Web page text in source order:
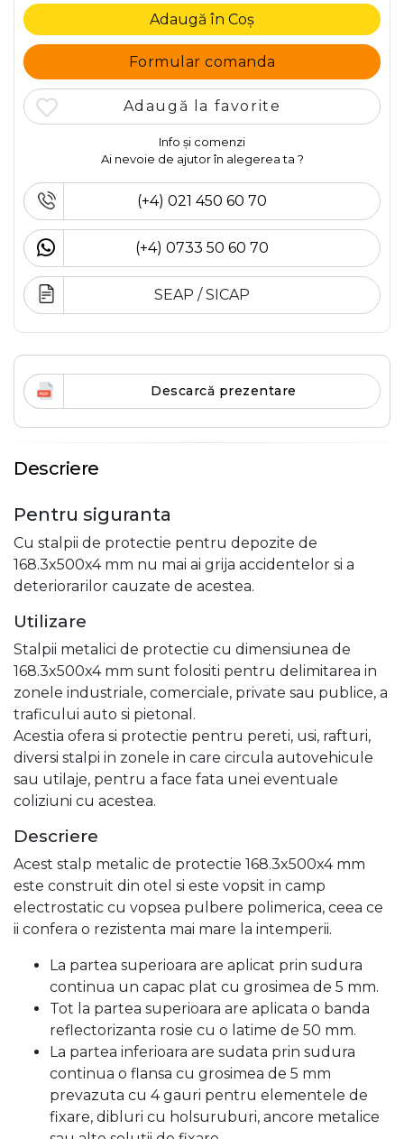
Adaugă în Coș
Formular comanda
Adaugă la favorite
Info și comenzi
Ai nevoie de ajutor în alegerea ta ?
(+4) 021 450 60 70
(+4) 0733 50 60 70
SEAP / SICAP
Descarcă prezentare
Descriere
Pentru siguranta
Cu stalpii de protectie pentru depozite de
168.3x500x4 mm nu mai ai grija accidentelor si a
deteriorarilor cauzate de acestea.
Utilizare
Stalpii metalici de protectie cu dimensiunea de
168.3x500x4 mm sunt folositi pentru delimitarea in
zonele industriale, comerciale, private sau publice, a
traficului auto si pietonal.
Acestia ofera si protectie pentru pereti, usi, rafturi,
diversi stalpi in zonele in care circula autovehicule
sau utilaje, pentru a face fata unei eventuale
coliziuni cu acestea.
Descriere
Acest stalp metalic de protectie 168.3x500x4 mm
este construit din otel si este vopsit in camp
electrostatic cu vopsea pulbere polimerica, ceea ce
ii confera o rezistenta mai mare la intemperii.
La partea superioara are aplicat prin sudura
continua un capac plat cu grosimea de 5 mm.
Tot la partea superioara are aplicata o banda
reflectorizanta rosie cu o latime de 50 mm.
La partea inferioara are sudata prin sudura
continua o flansa cu grosimea de 5 mm
prevazuta cu 4 gauri pentru elementele de
fixare, dibluri cu holsuruburi, ancore metalice